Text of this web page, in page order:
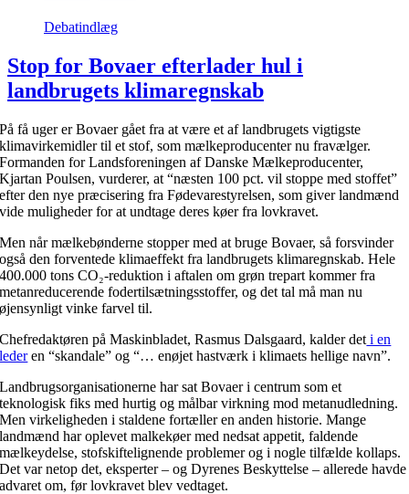
Debatindlæg
Stop for Bovaer efterlader hul i
landbrugets klimaregnskab
På få uger er Bovaer gået fra at være et af landbrugets vigtigste
klimavirkemidler til et stof, som mælkeproducenter nu fravælger.
Formanden for Landsforeningen af Danske Mælkeproducenter,
Kjartan Poulsen, vurderer, at “næsten 100 pct. vil stoppe med stoffet”
efter den nye præcisering fra Fødevarestyrelsen, som giver landmænd
vide muligheder for at undtage deres køer fra lovkravet.
Men når mælkebønderne stopper med at bruge Bovaer, så forsvinder
også den forventede klimaeffekt fra landbrugets klimaregnskab. Hele
400.000 tons CO₂-reduktion i aftalen om grøn trepart kommer fra
metanreducerende fodertilsætningsstoffer, og det tal må man nu
øjensynligt vinke farvel til.
Chefredaktøren på Maskinbladet, Rasmus Dalsgaard, kalder det i en
lederen “skandale” og “… enøjet hastværk i klimaets hellige navn”.
Landbrugsorganisationerne har sat Bovaer i centrum som et
teknologisk fiks med hurtig og målbar virkning mod metanudledning.
Men virkeligheden i staldene fortæller en anden historie. Mange
landmænd har oplevet malkekøer med nedsat appetit, faldende
mælkeydelse, stofskiftelignende problemer og i nogle tilfælde kollaps.
Det var netop det, eksperter – og Dyrenes Beskyttelse – allerede havde
advaret om, før lovkravet blev vedtaget.